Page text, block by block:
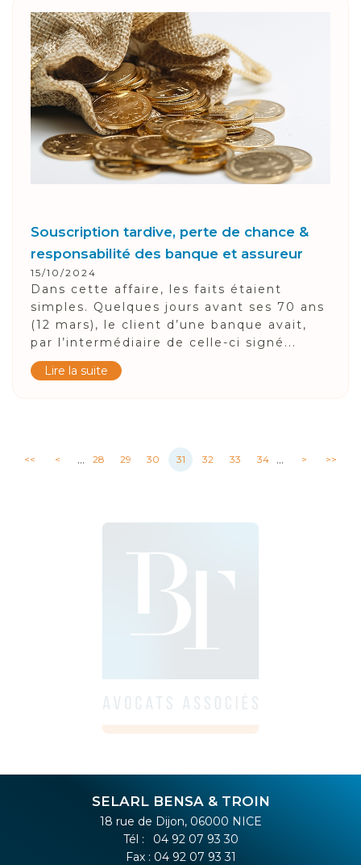
Souscription tardive, perte de chance &
responsabilité des banque et assureur
15/10/2024
Dans cette affaire, les faits étaient
simples. Quelques jours avant ses 70 ans
(12 mars), le client d’une banque avait,
par l’intermédiaire de celle-ci signé...
Lire la suite
<< < ... 28 29 30 31 32 33 34 ... > >>
SELARL BENSA & TROIN
18 rue de Dijon, 06000 NICE
Tél :
04 92 07 93 30
Fax : 04 92 07 93 31